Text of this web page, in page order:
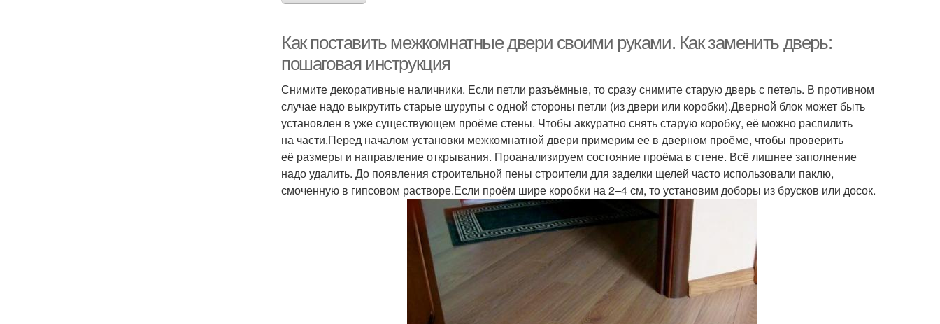
Как поставить межкомнатные двери своими руками. Как заменить дверь:
пошаговая инструкция
Снимите декоративные наличники. Если петли разъёмные, то сразу снимите старую дверь с петель. В противном
случае надо выкрутить старые шурупы с одной стороны петли (из двери или коробки).Дверной блок может быть
установлен в уже существующем проёме стены. Чтобы аккуратно снять старую коробку, её можно распилить
на части.Перед началом установки межкомнатной двери примерим ее в дверном проёме, чтобы проверить
её размеры и направление открывания. Проанализируем состояние проёма в стене. Всё лишнее заполнение
надо удалить. До появления строительной пены строители для заделки щелей часто использовали паклю,
смоченную в гипсовом растворе.Если проём шире коробки на 2–4 см, то установим доборы из брусков или досок.